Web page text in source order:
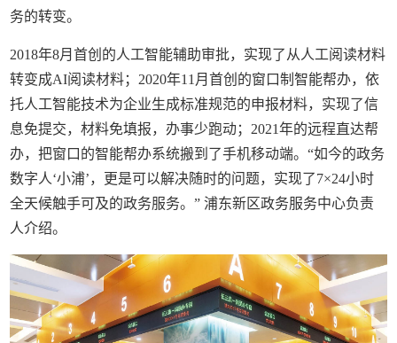
务的转变。
2018年8月首创的人工智能辅助审批，实现了从人工阅读材料
转变成AI阅读材料；2020年11月首创的窗口制智能帮办，依
托人工智能技术为企业生成标准规范的申报材料，实现了信
息免提交，材料免填报，办事少跑动；2021年的远程直达帮
办，把窗口的智能帮办系统搬到了手机移动端。“如今的政务
数字人‘小浦’，更是可以解决随时的问题，实现了7×24小时
全天候触手可及的政务服务。” 浦东新区政务服务中心负责
人介绍。